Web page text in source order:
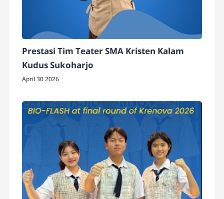
Prestasi Tim Teater SMA Kristen Kalam
Kudus Sukoharjo
April 30 2026